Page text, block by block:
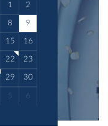
1 2
8 9
15 16
22 23
29 30
5 6